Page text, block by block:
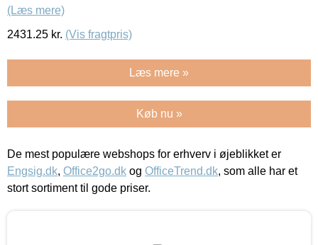
(Læs mere)
2431.25 kr. (Vis fragtpris)
Læs mere »
Køb nu »
De mest populære webshops for erhverv i øjeblikket er
Engsig.dk, Office2go.dk og OfficeTrend.dk, som alle har et
stort sortiment til gode priser.